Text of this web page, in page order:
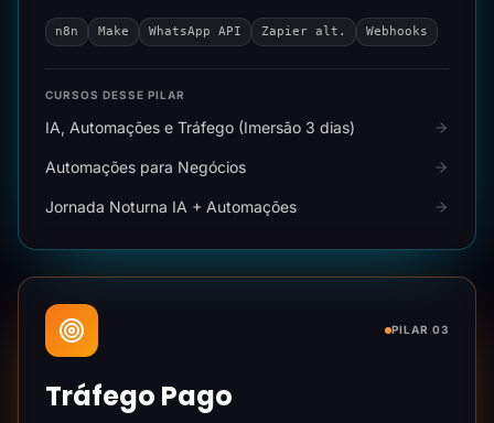
n8n Make WhatsApp API Zapier alt. Webhooks
CURSOS DESSE PILAR
IA, Automações e Tráfego (Imersão 3 dias)
Automações para Negócios
Jornada Noturna IA + Automações
PILAR 03
Tráfego Pago